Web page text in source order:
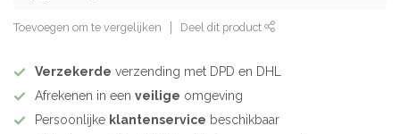
Toevoegen om te vergelijken Deel dit product
Verzekerde verzending met DPD en DHL
Afrekenen in een veilige omgeving
Persoonlijke klantenservice beschikbaar